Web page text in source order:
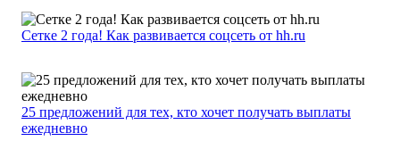
Сетке 2 года! Как развивается соцсеть от hh.ru
25 предложений для тех, кто хочет получать выплаты
ежедневно